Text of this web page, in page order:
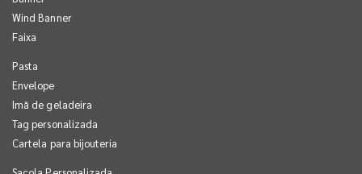
Wind Banner
Faixa
Pasta
Envelope
Imã de geladeira
Tag personalizada
Cartela para bijouteria